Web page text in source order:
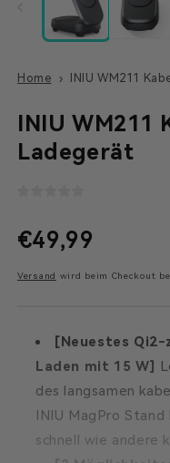
Home INIU WM211
INIU WM211
Ladegerät
Normaler
Preis
€49,99
Versand wird beim Checkout
[Neuestes
Laden mit 15 W]
des langsamen
INIU MagPro
schnell wie andere